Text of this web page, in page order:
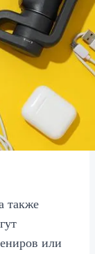
также
или